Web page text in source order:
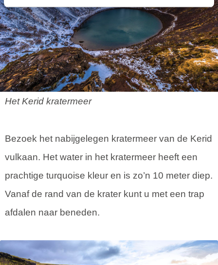
Het Kerid kratermeer
Bezoek het nabijgelegen kratermeer van de Kerid
vulkaan. Het water in het kratermeer heeft een
prachtige turquoise kleur en is zo’n 10 meter diep.
Vanaf de rand van de krater kunt u met een trap
afdalen naar beneden.